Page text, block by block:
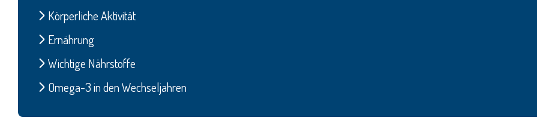
Körperliche Aktivität
Ernährung
Wichtige Nährstoffe
Omega-3 in den Wechseljahren